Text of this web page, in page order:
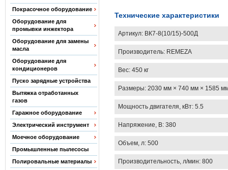
Покрасочное оборудование
Оборудование для
промывки инжектора
Оборудование для замены
масла
Оборудование для
кондиционеров
Пуско зарядные устройства
Вытяжка отработанных
газов
Гаражное оборудование
Электрический инструмент
Моечное оборудование
Промышленные пылесосы
Полировальные материалы
Технические характеристики
Артикул: ВК7-8(10/15)-500Д
Производитель: REMEZA
Вес: 450 кг
Размеры: 2030 мм × 740 мм × 1585
Мощность двигателя, кВт: 5.5
Напряжение, В: 380
Объем, л: 500
Производительность, л/мин: 800